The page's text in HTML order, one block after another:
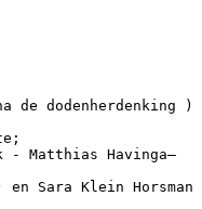
de dodenherdenking )
- Matthias Havinga—
Sara Klein Horsman